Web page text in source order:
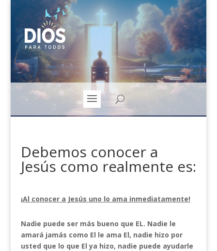
Debemos conocer a
Jesús como realmente es:
¡Al conocer a Jesús uno lo ama inmediatamente!
Nadie puede ser más bueno que EL. Nadie le
amará jamás como El le ama El, nadie hizo por
usted que lo que El ya hizo, nadie puede ayudarle